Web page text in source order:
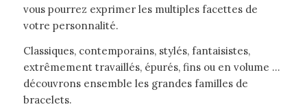
vous pourrez exprimer les multiples facettes de
votre personnalité.
Classiques, contemporains, stylés, fantaisistes,
extrêmement travaillés, épurés, fins ou en volume …
découvrons ensemble les grandes familles de
bracelets.